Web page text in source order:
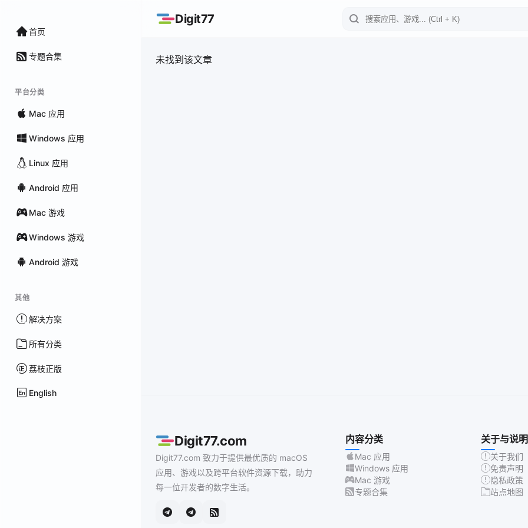
首页
专题合集
平台分类
Mac 应用
Windows 应用
Linux 应用
Android 应用
Mac 游戏
Windows 游戏
Android 游戏
其他
解决方案
所有分类
荔枝正版
English
Digit77
未找到该文章
Digit77.com
Digit77.com 致力于提供最优质的 macOS
应用、游戏以及跨平台软件资源下载，助力
每一位开发者的数字生活。
内容分类
Mac 应用
Windows 应用
Mac 游戏
专题合集
关于与说明
关于我们
免责声明
隐私政策
站点地图